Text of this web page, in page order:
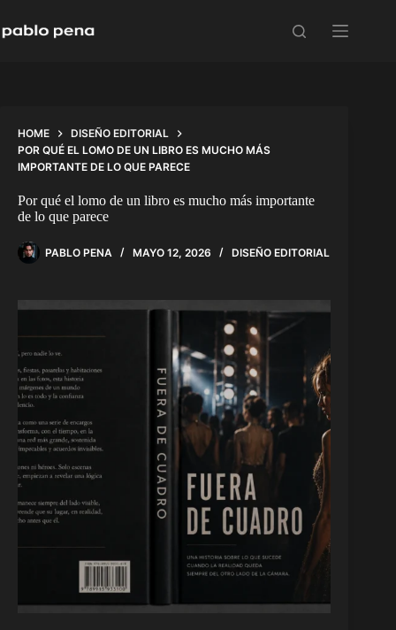
content
HOME
DISEÑO EDITORIAL
POR QUÉ EL LOMO DE UN LIBRO ES MUCHO MÁS
IMPORTANTE DE LO QUE PARECE
Por qué el lomo de un libro es mucho más importante
de lo que parece
PABLO PENA MAYO 12, 2026 DISEÑO EDITORIAL